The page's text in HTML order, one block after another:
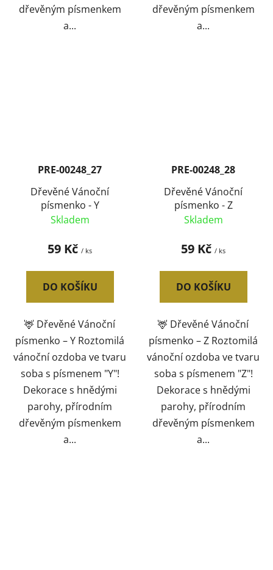
dřevěným písmenkem
a...
dřevěným písmenkem
a...
PRE-00248_27
Dřevěné Vánoční
písmenko - Y
Skladem
59 Kč / ks
DO KOŠÍKU
🦌 Dřevěné Vánoční
písmenko – Y Roztomilá
vánoční ozdoba ve tvaru
soba s písmenem "Y"!
Dekorace s hnědými
parohy, přírodním
dřevěným písmenkem
a...
PRE-00248_28
Dřevěné Vánoční
písmenko - Z
Skladem
59 Kč / ks
DO KOŠÍKU
🦌 Dřevěné Vánoční
písmenko – Z Roztomilá
vánoční ozdoba ve tvaru
soba s písmenem "Z"!
Dekorace s hnědými
parohy, přírodním
dřevěným písmenkem
a...